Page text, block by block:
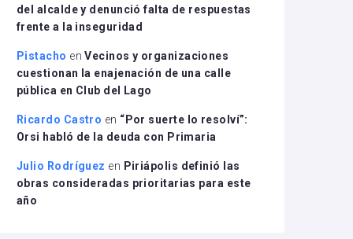
del alcalde y denunció falta de respuestas
frente a la inseguridad
Pistacho enVecinos y organizaciones
cuestionan la enajenación de una calle
pública en Club del Lago
Ricardo Castro en “Por suerte lo resolví”:
Orsi habló de la deuda con Primaria
Julio Rodríguez en Piriápolis definió las
obras consideradas prioritarias para este
año